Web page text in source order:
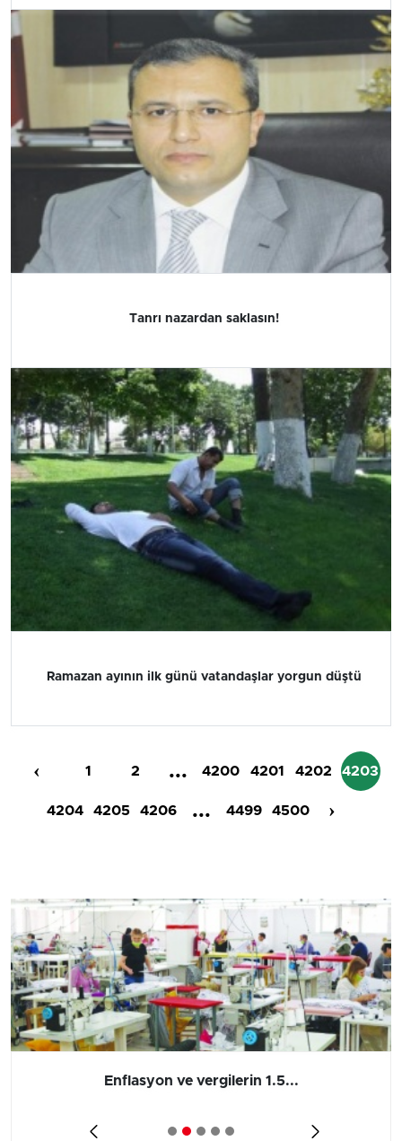
Tanrı nazardan saklasın!
Ramazan ayının ilk günü vatandaşlar yorgun düştü
‹ 1 2 ... 4200 4201 4202 4203
4204 4205 4206 ... 4499 4500 ›
Barış yatırımı, üretimi ve...